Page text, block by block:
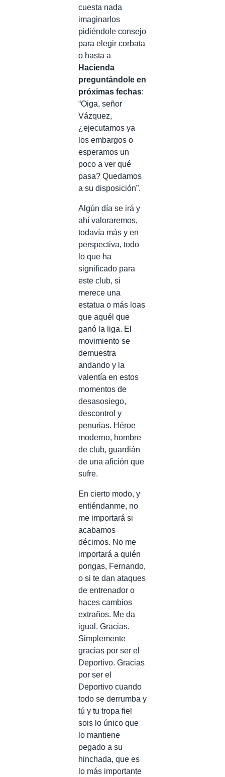
cuesta nada
imaginarlos
pidiéndole consejo
para elegir corbata
o hasta a
Hacienda
preguntándole en
próximas fechas:
“Oiga, señor
Vázquez,
¿ejecutamos ya
los embargos o
esperamos un
poco a ver qué
pasa? Quedamos
a su disposición”.
Algún día se irá y
ahí valoraremos,
todavía más y en
perspectiva, todo
lo que ha
significado para
este club, si
merece una
estatua o más loas
que aquél que
ganó la liga. El
movimiento se
demuestra
andando y la
valentía en estos
momentos de
desasosiego,
descontrol y
penurias. Héroe
moderno, hombre
de club, guardián
de una afición que
sufre.
En cierto modo, y
entiéndanme, no
me importará si
acabamos
décimos. No me
importará a quién
pongas, Fernando,
o si te dan ataques
de entrenador o
haces cambios
extraños. Me da
igual. Gracias.
Simplemente
gracias por ser el
Deportivo. Gracias
por ser el
Deportivo cuando
todo se derrumba y
tú y tu tropa fiel
sois lo único que
lo mantiene
pegado a su
hinchada, que es
lo más importante